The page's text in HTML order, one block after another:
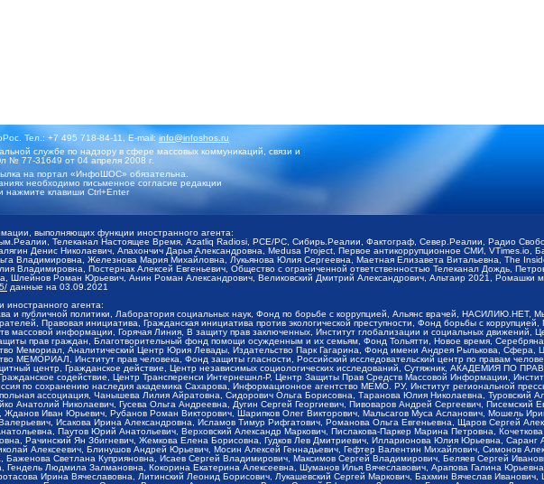
Тел.: +7 495 718-84-11, E-mail:info@infoshos.ru
службе по надзору в сфере массовых коммуникаций, связи и
№ 77-31649 от 04 апреля 2008 г.
на портал «ИнфоШОС» обязательна.
необходимо письменное согласие редакции
нажмите клавиши Ctrl+Enter
выполняющих функции иностранного агента:
Телеканал Настоящее Время, Azatliq Radiosi, PCE/PC, Сибирь.Реалии, Фактограф, Север.Реалии, Радио
Денис Николаевич, Апахончич Дарья Александровна, Medusa Project, Первое антикоррупционное СМИ,
Владимировна, Железнова Мария Михайловна, Лукьянова Юлия Сергеевна, Маетная Елизавета Витальевна, The
Владимировна, Постернак Алексей Евгеньевич, Общество с ограниченной ответственностью Телеканал Дождь,
Шлейнов Роман Юрьевич, Анин Роман Александрович, Великовский Дмитрий Александрович, Альтаир 2021, Ромашки
данные на 03.09.2021
агента:
и публичной политики, Лаборатория социальных наук, Фонд по борьбе с коррупцией, Альянс врачей,
Правовая инициатива, Гражданская инициатива против экологической преступности, Фонд борьбы с
массовой информации, Горячая Линия, В защиту прав заключенных, Институт глобализации и социальных
прав граждан, Благотворительный фонд помощи осужденным и их семьям, Фонд Тольятти, Новое время,
Мемориал, Аналитический Центр Юрия Левады, Издательство Парк Гагарина, Фонд имени Андрея Рылькова,
МЕМОРИАЛ, Институт прав человека, Фонд защиты гласности, Российский исследовательский центр по правам
центр, Гражданское действие, Центр независимых социологических исследований, Сутяжник, АКАДЕМИЯ ПО
содействие, Центр Трансперенси Интернешнл-Р, Центр Защиты Прав Средств Массовой Информации,
по сохранению наследия академика Сахарова, Информационное агентство МЕМО. РУ, Институт региональной
ассоциация, Чанышева Лилия Айратовна, Сидорович Ольга Борисовна, Таранова Юлия Николаевна, Туровский
Анатолий Николаевич, Гусева Ольга Андреевна, Дугин Сергей Георгиевич, Пивоваров Андрей Сергеевич, Писемский
Жданов Иван Юрьевич, Рубанов Роман Викторович, Шарипков Олег Викторович, Мальсагов Муса Асланович, Мошель
Исакова Ирина Александровна, Исламов Тимур Рифгатович, Романова Ольга Евгеньевна, Щаров Сергей
Паутов Юрий Анатольевич, Верховский Александр Маркович, Пислакова-Паркер Марина Петровна,
Рачинский Ян Збигневич, Жемкова Елена Борисовна, Гудков Лев Дмитриевич, Илларионова Юлия Юрьевна,
Алексеевич, Блинушов Андрей Юрьевич, Мосин Алексей Геннадьевич, Гефтер Валентин Михайлович, Симонов
Светлана Куприяновна, Исаев Сергей Владимирович, Максимов Сергей Владимирович, Беляев Сергей
Людмила Залмановна, Кокорина Екатерина Алексеевна, Шуманов Илья Вячеславович, Арапова Галина
Ирина Вячеславовна, Литинский Леонид Борисович, Лукашевский Сергей Маркович, Бахмин Вячеслав